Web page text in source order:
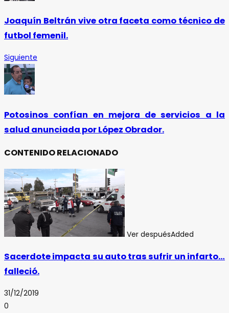
Joaquín Beltrán vive otra faceta como técnico de
futbol femenil.
Siguiente
Potosinos confían en mejora de servicios a la
salud anunciada por López Obrador.
CONTENIDO RELACIONADO
Ver despuésAdded
Sacerdote impacta su auto tras sufrir un infarto…
falleció.
31/12/2019
0